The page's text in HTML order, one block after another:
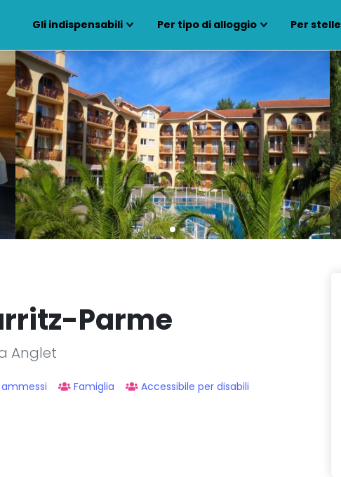
Gli indispensabili Per tipo di alloggio Per stelle
Parme
Anglet
Famiglia
Accessibile per disabili